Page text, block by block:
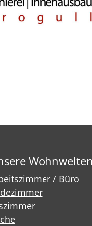
Wohnwelten
/ Büro